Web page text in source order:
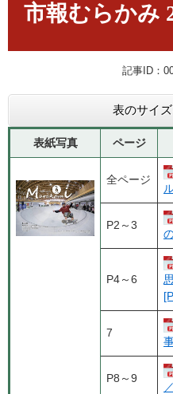
市報むらかみ
記事ID：
表のサイ
表紙写真 ページ
全ページ
P2～3
P4～6
7
P8～9